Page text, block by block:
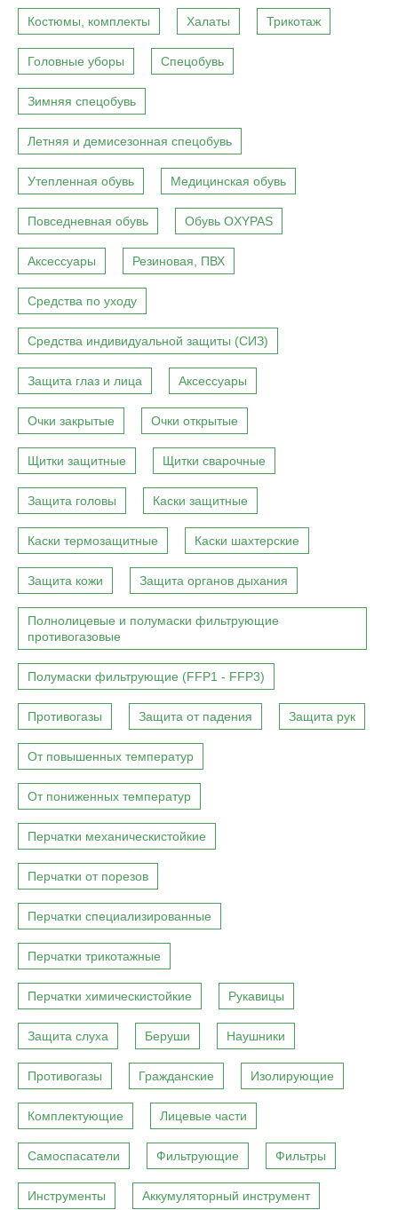
Костюмы, комплекты Халаты Трикотаж
Головные уборы Спецобувь
Зимняя спецобувь
Летняя и демисезонная спецобувь
Утепленная обувь Медицинская обувь
Повседневная обувь Обувь OXYPAS
Аксессуары Резиновая, ПВХ
Средства по уходу
Средства индивидуальной защиты (СИЗ)
Защита глаз и лица Аксессуары
Очки закрытые Очки открытые
Щитки защитные Щитки сварочные
Защита головы Каски защитные
Каски термозащитные Каски шахтерские
Защита кожи Защита органов дыхания
Полнолицевые и полумаски фильтрующие
противогазовые
Полумаски фильтрующие (FFP1 - FFP3)
Противогазы Защита от падения Защита рук
От повышенных температур
От пониженных температур
Перчатки механическистойкие
Перчатки от порезов
Перчатки специализированные
Перчатки трикотажные
Перчатки химическистойкие Рукавицы
Защита слуха Беруши Наушники
Противогазы Гражданские Изолирующие
Комплектующие Лицевые части
Самоспасатели Фильтрующие Фильтры
Инструменты Аккумуляторный инструмент